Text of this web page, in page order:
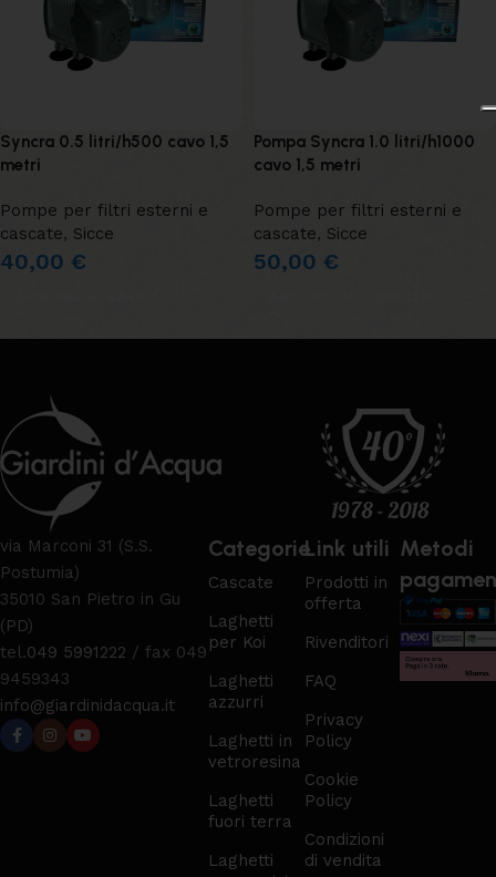
Syncra 0.5 litri/h500 cavo 1,5
metri
Pompe per filtri esterni e
cascate, Sicce
40,00 €
Pompa Syncra 1.0 litri/h1000
cavo 1,5 metri
Pompe per filtri esterni e
cascate, Sicce
50,00 €
via Marconi 31 (S.S.
Postumia)
35010 San Pietro in Gu
(PD)
tel.049 5991222 / fax 049
9459343
info@giardinidacqua.it
Categorie
Cascate
Laghetti
per Koi
Laghetti
azzurri
Laghetti in
vetroresina
Laghetti
fuori terra
Laghetti
Link utili
Prodotti in
offerta
Rivenditori
FAQ
Privacy
Policy
Cookie
Policy
Condizioni
di vendita
Metodi